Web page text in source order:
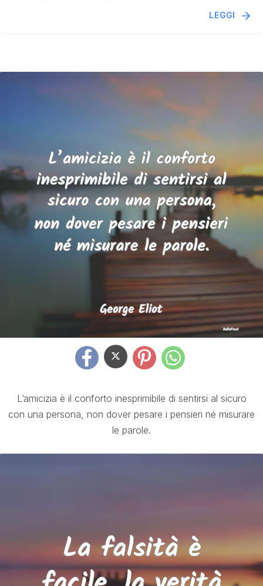
LEGGI
L’amicizia è il conforto inesprimibile di sentirsi al sicuro
con una persona, non dover pesare i pensieri né misurare
le parole.